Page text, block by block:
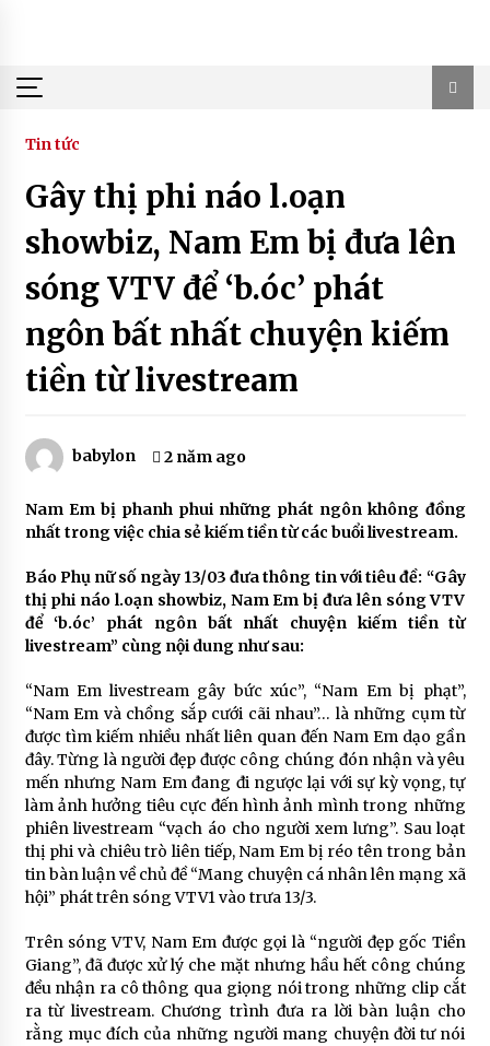
Tin tức
Gây thị phi náo l.oạn
showbiz, Nam Em bị đưa lên
sóng VTV để ‘b.óc’ phát
ngôn bất nhất chuyện kiếm
tiền từ livestream
babylon 2 năm ago
Nam Em bị phanh phui những phát ngôn không đồng
nhất trong việc chia sẻ kiếm tiền từ các buổi livestream.
Báo Phụ nữ số ngày 13/03 đưa thông tin với tiêu đề: “Gây
thị phi náo l.oạn showbiz, Nam Em bị đưa lên sóng VTV
để ‘b.óc’ phát ngôn bất nhất chuyện kiếm tiền từ
livestream” cùng nội dung như sau:
“Nam Em livestream gây bức xúc”, “Nam Em bị phạt”,
“Nam Em và chồng sắp cưới cãi nhau”… là những cụm từ
được tìm kiếm nhiều nhất liên quan đến Nam Em dạo gần
đây. Từng là người đẹp được công chúng đón nhận và yêu
mến nhưng Nam Em đang đi ngược lại với sự kỳ vọng, tự
làm ảnh hưởng tiêu cực đến hình ảnh mình trong những
phiên livestream “vạch áo cho người xem lưng”. Sau loạt
thị phi và chiêu trò liên tiếp, Nam Em bị réo tên trong bản
tin bàn luận về chủ đề “Mang chuyện cá nhân lên mạng xã
hội” phát trên sóng VTV1 vào trưa 13/3.
Trên sóng VTV, Nam Em được gọi là “người đẹp gốc Tiền
Giang”, đã được xử lý che mặt nhưng hầu hết công chúng
đều nhận ra cô thông qua giọng nói trong những clip cắt
ra từ livestream. Chương trình đưa ra lời bàn luận cho
rằng mục đích của những người mang chuyện đời tư nói